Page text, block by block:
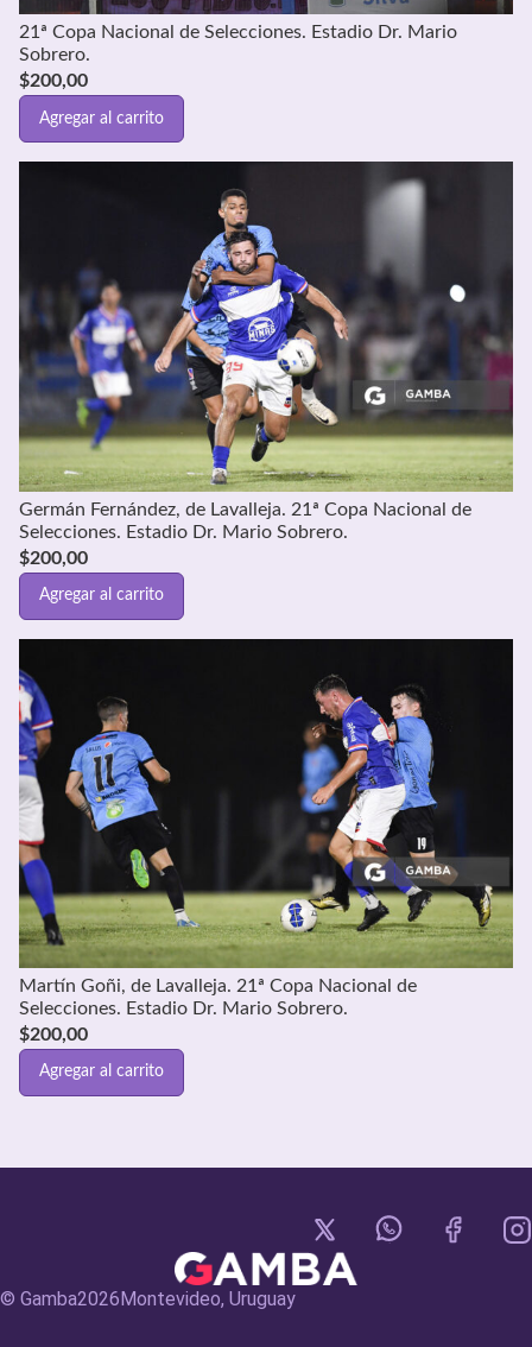
21ª Copa Nacional de Selecciones. Estadio Dr. Mario
Sobrero.
$200,00
Agregar al carrito
Germán Fernández, de Lavalleja. 21ª Copa Nacional de
Selecciones. Estadio Dr. Mario Sobrero.
$200,00
Agregar al carrito
Martín Goñi, de Lavalleja. 21ª Copa Nacional de
Selecciones. Estadio Dr. Mario Sobrero.
$200,00
Agregar al carrito
© Gamba2026Montevideo, Uruguay